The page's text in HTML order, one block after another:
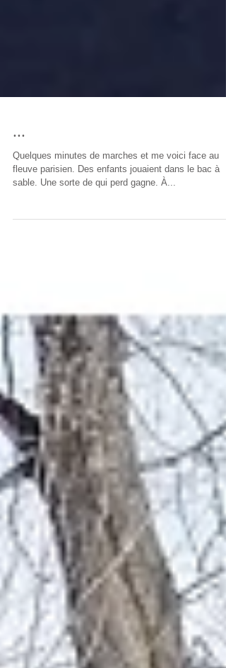
...
Quelques minutes de marches et me voici face au
sable. Une sorte de qui perd gagne. À...